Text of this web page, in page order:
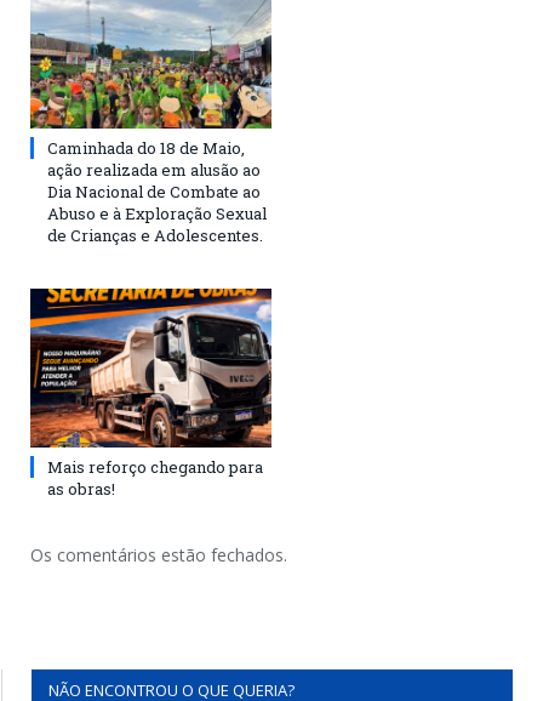
Caminhada do 18 de Maio,
ação realizada em alusão ao
Dia Nacional de Combate ao
Abuso e à Exploração Sexual
de Crianças e Adolescentes.
Mais reforço chegando para
as obras!
Os comentários estão fechados.
NÃO ENCONTROU O QUE QUERIA?